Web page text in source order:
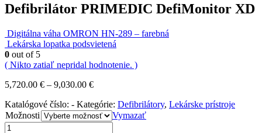
Defibrilátor PRIMEDIC DefiMonitor XD
Digitálna váha OMRON HN-289 – farebná
Lekárska lopatka podsvietená
0 out of 5
( Nikto zatiaľ nepridal hodnotenie. )
5,720.00 € – 9,030.00 €
Katalógové číslo: - Kategórie: Defibrilátory, Lekárske prístroje
Možnosti
Vymazať